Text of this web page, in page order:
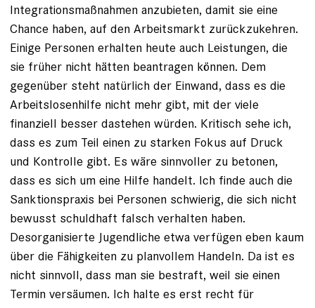
Integrationsmaßnahmen anzubieten, damit sie eine
Chance haben, auf den Arbeitsmarkt zurückzukehren.
Einige Personen erhalten heute auch Leistungen, die
sie früher nicht hätten beantragen können. Dem
gegenüber steht natürlich der Einwand, dass es die
Arbeitslosenhilfe nicht mehr gibt, mit der viele
finanziell besser dastehen würden. Kritisch sehe ich,
dass es zum Teil einen zu starken Fokus auf Druck
und Kontrolle gibt. Es wäre sinnvoller zu betonen,
dass es sich um eine Hilfe handelt. Ich finde auch die
Sanktionspraxis bei Personen schwierig, die sich nicht
bewusst schuldhaft falsch verhalten haben.
Desorganisierte Jugendliche etwa verfügen eben kaum
über die Fähigkeiten zu planvollem Handeln. Da ist es
nicht sinnvoll, dass man sie bestraft, weil sie einen
Termin versäumen. Ich halte es erst recht für